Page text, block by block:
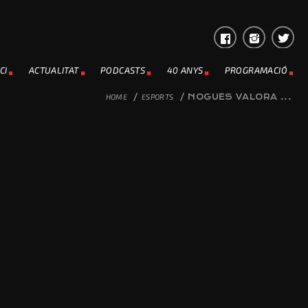
ACTUALITAT PODCASTS 40 ANYS PROGRAMACIÓ
HOME / ESPORTS / NOGUÉS VALORA ...